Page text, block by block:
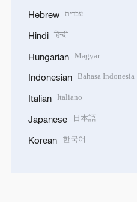
Hebrew עברית
Hindi हिन्दी
Hungarian Magyar
Indonesian Bahasa Indonesia
Italian Italiano
Japanese 日本語
Korean 한국어